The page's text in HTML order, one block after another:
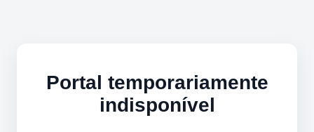
Portal temporariamente
indisponível